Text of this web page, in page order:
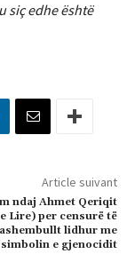
siç edhe është
Article suivant
ndaj Ahmet Qeriqit
Lire) per censurë të
lidhur me
simbolin e gjenocidit